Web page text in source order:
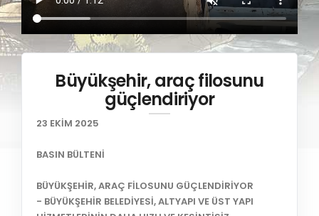
Büyükşehir, araç filosunu
güçlendiriyor
23 EKİM 2025
BASIN BÜLTENİ
BÜYÜKŞEHİR, ARAÇ FİLOSUNU GÜÇLENDİRİYOR
- BÜYÜKŞEHİR BELEDİYESİ, ALTYAPI VE ÜST YAPI